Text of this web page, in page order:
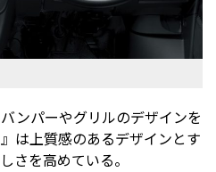
ンパーやグリルのデザインを
は上質感のあるデザインとす
さを高めている。